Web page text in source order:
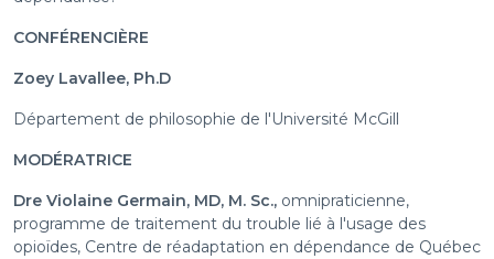
CONFÉRENCIÈRE
Zoey Lavallee, Ph.D
Département de philosophie de l'Université McGill
MODÉRATRICE
Dre Violaine Germain, MD, M. Sc., omnipraticienne,
programme de traitement du trouble lié à l'usage des
opioïdes, Centre de réadaptation en dépendance de Québec